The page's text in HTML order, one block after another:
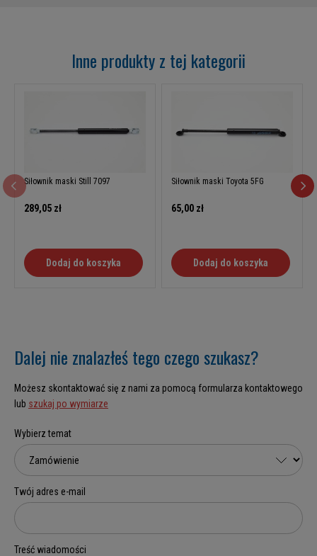
Inne produkty z tej kategorii
Siłownik maski Still 7097
289,05 zł
Dodaj do koszyka
Siłownik maski Toyota 5FG
65,00 zł
Dodaj do koszyka
Dalej nie znalazłeś tego czego szukasz?
Możesz skontaktować się z nami za pomocą formularza kontaktowego
lub szukaj po wymiarze